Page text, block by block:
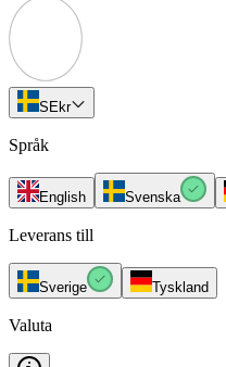
SEkr
Språk
English Svenska
Leverans till
Sverige Tyskland
Valuta